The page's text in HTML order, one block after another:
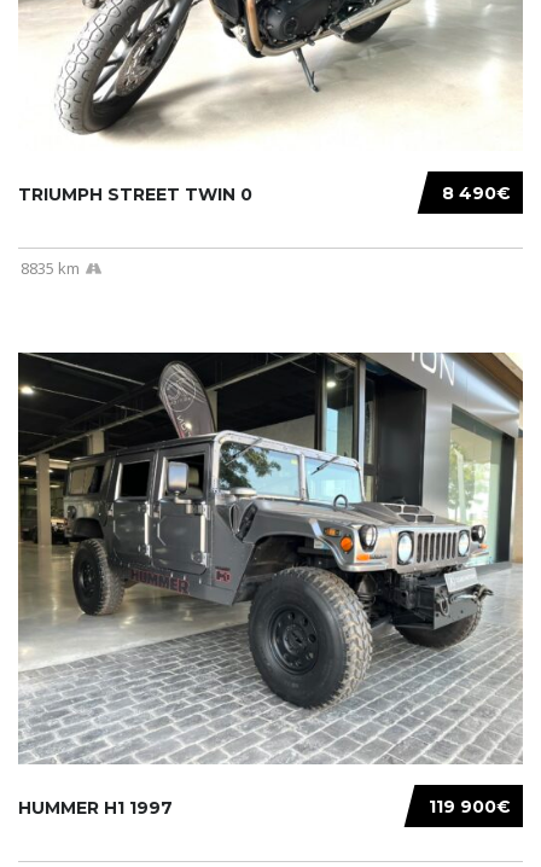
8 490€
TRIUMPH STREET TWIN 0
8835 km
119 900€
HUMMER H1 1997